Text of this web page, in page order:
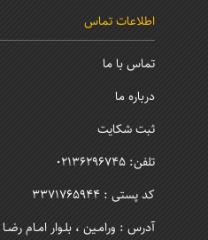
اطلاعات تماس
تماس با ما
درباره ما
ثبت شکایت
تلفن: 02136296745
کد پستی : 3371765944
آدرس : ورامـین ، بلـوار امـام